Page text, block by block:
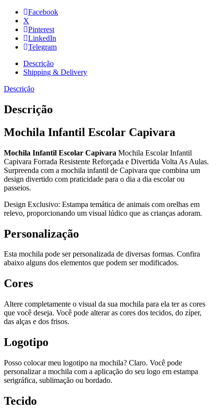
Facebook
X
Pinterest
LinkedIn
Telegram
Descrição
Shipping & Delivery
Descrição
Descrição
Mochila Infantil Escolar Capivara
Mochila Infantil Escolar Capivara Mochila Escolar Infantil
Capivara Forrada Resistente Reforçada e Divertida Volta As Aulas.
Surpreenda com a mochila infantil de Capivara que combina um
design divertido com praticidade para o dia a dia escolar ou
passeios.
Design Exclusivo: Estampa temática de animais com orelhas em
relevo, proporcionando um visual lúdico que as crianças adoram.
Personalização
Esta mochila pode ser personalizada de diversas formas. Confira
abaixo alguns dos elementos que podem ser modificados.
Cores
Altere completamente o visual da sua mochila para ela ter as cores
que você deseja. Você pode alterar as cores dos tecidos, do zíper,
das alças e dos frisos.
Logotipo
Posso colocar meu logotipo na mochila? Claro. Você pode
personalizar a mochila com a aplicação do seu logo em estampa
serigráfica, sublimação ou bordado.
Tecido